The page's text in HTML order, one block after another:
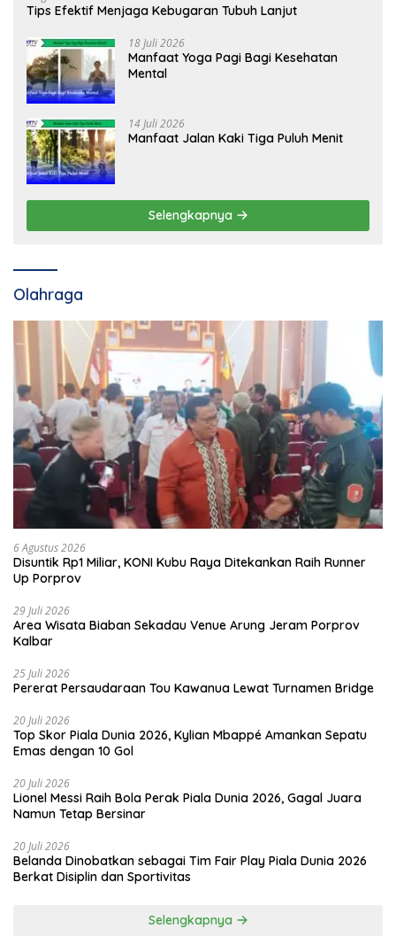
Tips Efektif Menjaga Kebugaran Tubuh Lanjut
18 Juli 2026
Manfaat Yoga Pagi Bagi Kesehatan
Mental
14 Juli 2026
Manfaat Jalan Kaki Tiga Puluh Menit
Selengkapnya
Olahraga
6 Agustus 2026
Disuntik Rp1 Miliar, KONI Kubu Raya Ditekankan Raih Runner
Up Porprov
29 Juli 2026
Area Wisata Biaban Sekadau Venue Arung Jeram Porprov
Kalbar
25 Juli 2026
Pererat Persaudaraan Tou Kawanua Lewat Turnamen Bridge
20 Juli 2026
Top Skor Piala Dunia 2026, Kylian Mbappé Amankan Sepatu
Emas dengan 10 Gol
20 Juli 2026
Lionel Messi Raih Bola Perak Piala Dunia 2026, Gagal Juara
Namun Tetap Bersinar
20 Juli 2026
Belanda Dinobatkan sebagai Tim Fair Play Piala Dunia 2026
Berkat Disiplin dan Sportivitas
Selengkapnya